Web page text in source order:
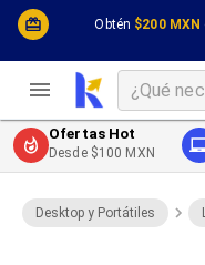
Obtén $200 MXN
Cómputo y Hardware
Desktop y Portátiles
Impresión y
Celulares y Telefonía
Energía
Cómputo y Hardware
Cables
Cables PC
Cables PC USB
Cables PC Serial
Cables PC SATA /
Cables PC SAS
Cables PC VGA / HD15
Cables de Audio /
Ofertas Hot
Desde $100 MXN
Desktop y Portátiles